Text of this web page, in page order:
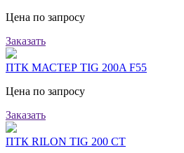
Цена по запросу
Заказать
ПТК МАСТЕР TIG 200A F55
Цена по запросу
Заказать
ПТК RILON TIG 200 CT